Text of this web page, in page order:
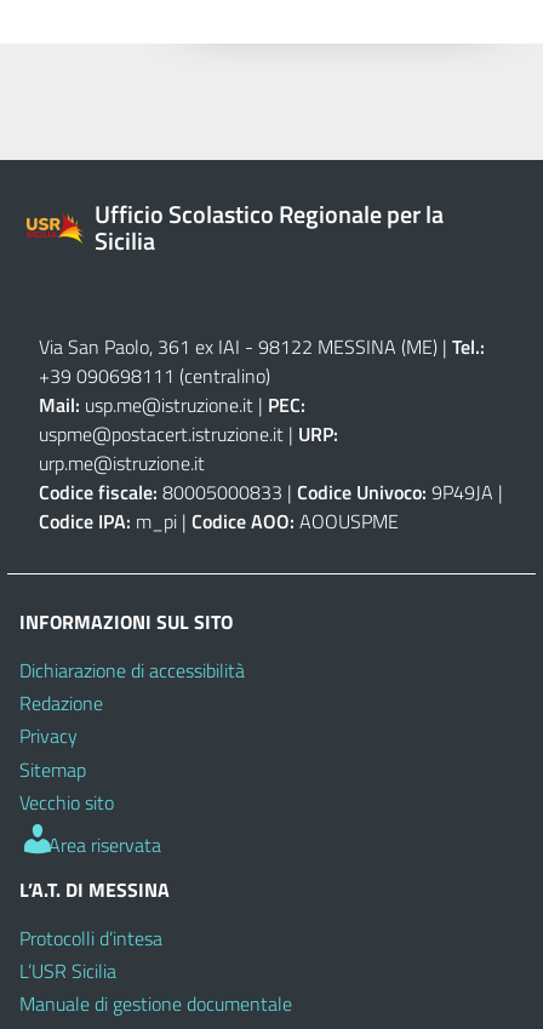
Ufficio Scolastico Regionale per la
Sicilia
Via San Paolo, 361 ex IAI - 98122 MESSINA (ME) | Tel.:
+39 090698111 (centralino)
Mail: usp.me@istruzione.it | PEC:
uspme@postacert.istruzione.it | URP:
urp.me@istruzione.it
Codice fiscale: 80005000833 | Codice Univoco: 9P49JA |
Codice IPA: m_pi | Codice AOO: AOOUSPME
INFORMAZIONI SUL SITO
Dichiarazione di accessibilità
Redazione
Privacy
Sitemap
Vecchio sito
Area riservata
L’A.T. DI MESSINA
Protocolli d’intesa
L’USR Sicilia
Manuale di gestione documentale